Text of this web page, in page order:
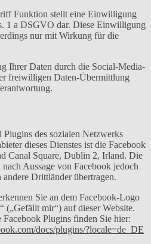
Funktion stellt eine Einwilligung
1 a DSGVO dar. Diese Einwilligung
nur mit Wirkung für die
Ihrer Daten durch die Social-Media-
freiwilligen Daten-Übermittlung
des sozialen Netzwerks
dieses Dienstes ist die Facebook
Canal Square, Dublin 2, Irland. Die
Aussage von Facebook jedoch
Drittländer übertragen.
Sie an dem Facebook-Logo
(„Gefällt mir“) auf dieser Website.
Plugins finden Sie hier:
docs/plugins/?locale=de_DE